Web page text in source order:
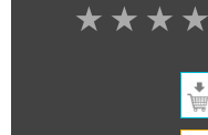
★
★
★
★